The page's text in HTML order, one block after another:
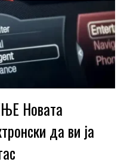
Новата
да ви ја